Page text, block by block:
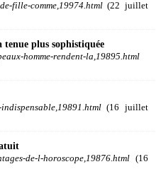
fille-comme,19974.html (22 juillet
tenue plus sophistiquée
homme-rendent-la,19895.html
(16 juillet
de-l-horoscope,19876.html (16